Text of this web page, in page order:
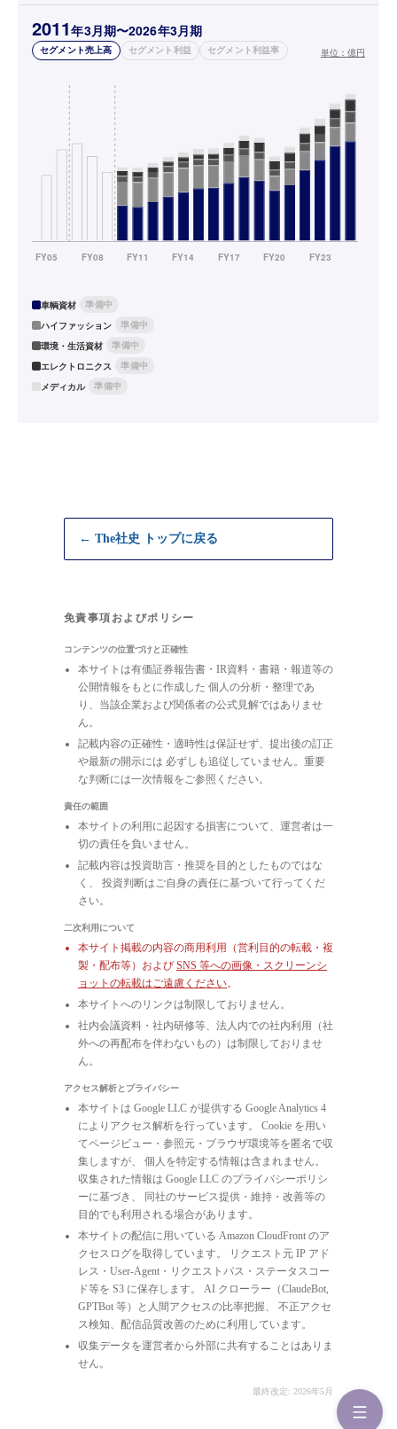
2011年3月期〜2026年3月期
セグメント売上高 セグメント利益 セグメント利益率 単位： 億円
車輌資材
準備中
ハイファッション
準備中
環境・生活資材
準備中
エレクトロニクス
準備中
メディカル
準備中
← The社史 トップに戻る
免責事項およびポリシー
コンテンツの位置づけと正確性
本サイトは有価証券報告書・IR資料・書籍・報道等の
公開情報をもとに作成した 個人の分析・整理であ
り、当該企業および関係者の公式見解ではありませ
ん。
記載内容の正確性・適時性は保証せず、提出後の訂正
や最新の開示には 必ずしも追従していません。重要
な判断には一次情報をご参照ください。
責任の範囲
本サイトの利用に起因する損害について、運営者は一
切の責任を負いません。
記載内容は投資助言・推奨を目的としたものではな
く、 投資判断はご自身の責任に基づいて行ってくだ
さい。
二次利用について
本サイト掲載の内容の商用利用（営利目的の転載・複
製・配布等）および SNS 等への画像・スクリーンシ
ョットの転載はご遠慮ください。
本サイトへのリンクは制限しておりません。
社内会議資料・社内研修等、法人内での社内利用（社
外への再配布を伴わないもの）は制限しておりませ
ん。
アクセス解析とプライバシー
本サイトは Google LLC が提供する Google Analytics 4
によりアクセス解析を行っています。 Cookie を用い
てページビュー・参照元・ブラウザ環境等を匿名で収
集しますが、 個人を特定する情報は含まれません。
収集された情報は Google LLC のプライバシーポリシ
ーに基づき、 同社のサービス提供・維持・改善等の
目的でも利用される場合があります。
本サイトの配信に用いている Amazon CloudFront のア
クセスログを取得しています。 リクエスト元 IP アド
レス・User-Agent・リクエストパス・ステータスコー
ド等を S3 に保存します。 AI クローラー（ClaudeBot,
GPTBot 等）と人間アクセスの比率把握、 不正アクセ
ス検知、配信品質改善のために利用しています。
収集データを運営者から外部に共有することはありま
せん。
最終改定: 2026年5月